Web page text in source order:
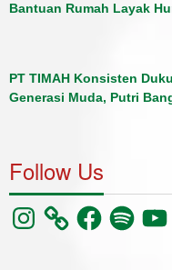
Bantuan Rumah Layak
PT TIMAH Konsisten
Generasi Muda, Putri
Follow Us
Instagram FacebookSpotify